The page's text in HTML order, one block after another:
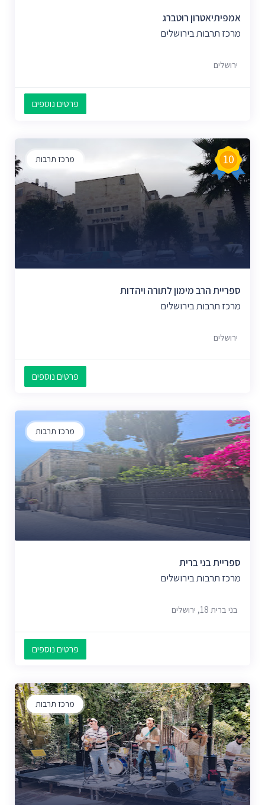
אמפיתיאטרון רוטברג
מרכז תרבות בירושלים
ירושלים
פרטים נוספים
מרכז תרבות 10
ספריית הרב מימון לתורה ויהדות
מרכז תרבות בירושלים
ירושלים
פרטים נוספים
מרכז תרבות
ספריית בני ברית
מרכז תרבות בירושלים
בני ברית 18, ירושלים
פרטים נוספים
מרכז תרבות